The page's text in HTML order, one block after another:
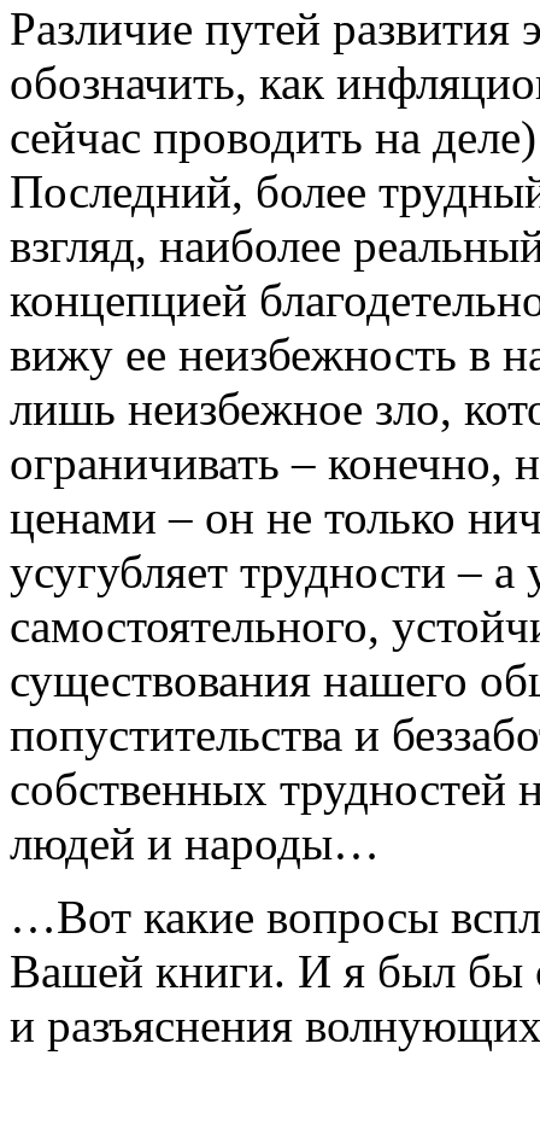
Различие путей
обозначить, как
сейчас проводить на
Последний, более
взгляд, наиболее
концепцией
вижу ее неизбежность в
лишь неизбежное зло,
ограничивать –
ценами – он не только
усугубляет трудности –
самостоятельного,
существования нашего
попустительства и
собственных трудностей
людей и народы…
…Вот какие вопросы
Вашей книги. И я был бы
и разъяснения